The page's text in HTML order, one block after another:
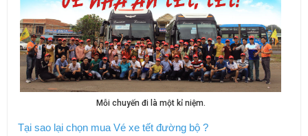
Mỗi chuyến đi là một kỉ niệm.
Tại sao lại chọn mua Vé xe tết đường bộ ?